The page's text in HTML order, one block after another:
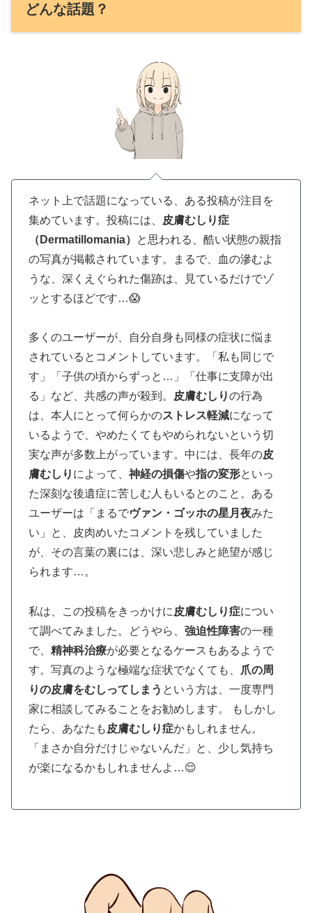
どんな話題？
ネット上で話題になっている、ある投稿が注目を
集めています。投稿には、
皮膚むしり症
（Dermatillomania）
と思われる、酷い状態の親指
の写真が掲載されています。まるで、血の滲むよ
うな、深くえぐられた傷跡は、見ているだけでゾ
ッとするほどです…😱
多くのユーザーが、自分自身も同様の症状に悩ま
されているとコメントしています。「私も同じで
す」「子供の頃からずっと…」「仕事に支障が出
る」など、共感の声が殺到。 皮膚むしりの行為
は、本人にとって何らかのストレス軽減になって
いるようで、やめたくてもやめられないという切
実な声が多数上がっています。中には、長年の皮
膚むしり によって、 神経の損傷や指の変形といっ
た深刻な後遺症に苦しむ人もいるとのこと。ある
ユーザーは「まるでヴァン・ゴッホの星月夜みた
い」と、皮肉めいたコメントを残していました
が、その言葉の裏には、深い悲しみと絶望が感じ
られます…。
私は、この投稿をきっかけに 皮膚むしり症につい
て調べてみました。どうやら、 強迫性障害の一種
で、 精神科治療が必要となるケースもあるようで
す。写真のような極端な症状でなくても、
爪の周
りの皮膚をむしってしまう という方は、一度専門
家に相談してみることをお勧めします。 もしかし
たら、あなたも 皮膚むしり症かもしれません。
「まさか自分だけじゃないんだ」と、少し気持ち
が楽になるかもしれませんよ…😌